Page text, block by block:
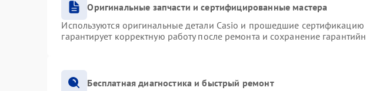
Оригинальные запчасти и сертифицированные мастера
Используются оригинальные детали Casio и прошедшие сертификацию
гарантирует корректную работу после ремонта и сохранение
Бесплатная диагностика и быстрый ремонт